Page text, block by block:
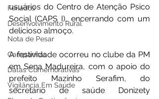
Feriados
Desenvolvimento Rural
Nota de Pesar
Campanhas
Datas Comemorativas
Vigilância Em Saúde
usuários do Centro de Atenção Psico
Social (CAPS I), encerrando com um
delicioso almoço.
A festividade ocorreu no clube da PM
em Sena Madureira, com o apoio do
prefeito Mazinho Serafim, do
secretário de saúde Donizety